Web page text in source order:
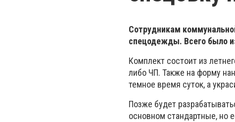
Сотрудникам
спецодежды. Всего было
Комплект состоит из
либо ЧП. Также на форму
темное время суток, а
Позже будет
основном стандартные, но